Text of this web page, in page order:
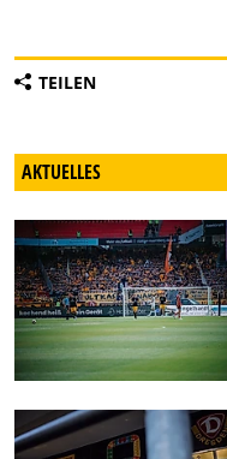
TEILEN
AKTUELLES